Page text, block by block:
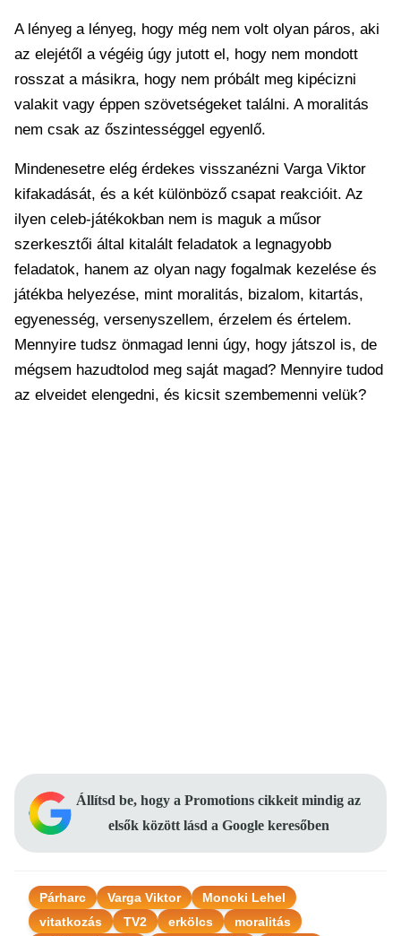
A lényeg a lényeg, hogy még nem volt olyan páros, aki
az elejétől a végéig úgy jutott el, hogy nem mondott
rosszat a másikra, hogy nem próbált meg kipécizni
valakit vagy éppen szövetségeket találni. A moralitás
nem csak az őszintességgel egyenlő.
Mindenesetre elég érdekes visszanézni Varga Viktor
kifakadását, és a két különböző csapat reakcióit. Az
ilyen celeb-játékokban nem is maguk a műsor
szerkesztői által kitalált feladatok a legnagyobb
feladatok, hanem az olyan nagy fogalmak kezelése és
játékba helyezése, mint moralitás, bizalom, kitartás,
egyenesség, versenyszellem, érzelem és értelem.
Mennyire tudsz önmagad lenni úgy, hogy játszol is, de
mégsem hazudtolod meg saját magad? Mennyire tudod
az elveidet elengedni, és kicsit szembemenni velük?
Állítsd be, hogy a Promotions cikkeit mindig az
elsők között lásd a Google keresőben
Párharc Varga Viktor
Monoki Lehel
vitatkozás
TV2 erkölcs
moralitás